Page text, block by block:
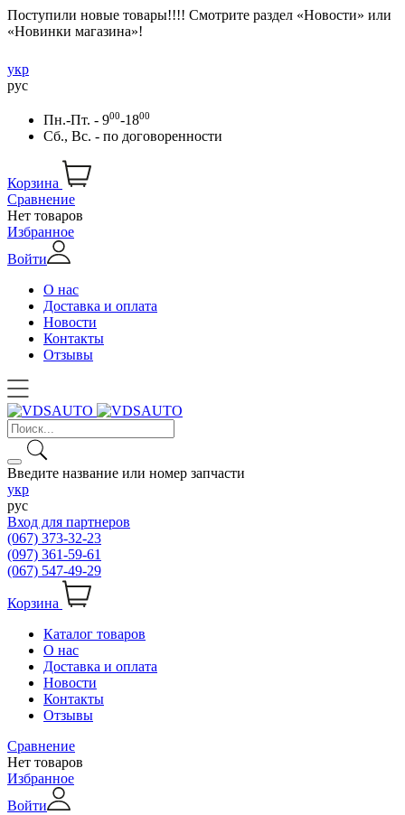
Поступили новые товары!!!! Смотрите раздел «Новости» или
«Новинки магазина»!
укр
рус
Пн.-Пт. - 900-1800
Сб., Вс. - по договоренности
Корзина
Сравнение
Нет товаров
Избранное
Войти
О нас
Доставка и оплата
Новости
Контакты
Отзывы
Введите название или номер запчасти
укр
рус
Вход для партнеров
(067) 373-32-23
(097) 361-59-61
(067) 547-49-29
Корзина
Каталог товаров
О нас
Доставка и оплата
Новости
Контакты
Отзывы
Сравнение
Нет товаров
Избранное
Войти